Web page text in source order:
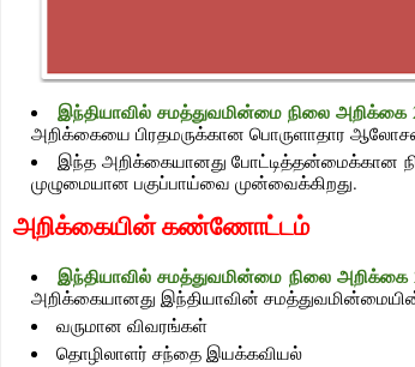
இந்தியாவில் சமத்துவமின்மை நிலை அறிக்கை
அறிக்கையை பிரதமருக்கான பொருளாதார
இந்த அறிக்கையானது போட்டித்தன்மைக்கான
முழுமையான பகுப்பாய்வை முன்வைக்கிறது.
அறிக்கையின் கண்ணோட்டம்
இந்தியாவில் சமத்துவமின்மை நிலை அறிக்கை
அறிக்கையானது இந்தியாவின்
வருமான விவரங்கள்
தொழிலாளர் சந்தை இயக்கவியல்